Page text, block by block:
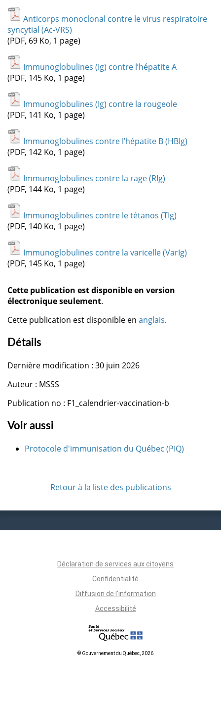
Anticorps monoclonal contre le virus respiratoire
syncytial (Ac-VRS)
(PDF, 69 Ko, 1 page)
Immunoglobulines (Ig) contre l’hépatite A
(PDF, 145 Ko, 1 page)
Immunoglobulines (Ig) contre la rougeole
(PDF, 141 Ko, 1 page)
Immunoglobulines contre l’hépatite B (HBIg)
(PDF, 142 Ko, 1 page)
Immunoglobulines contre la rage (RIg)
(PDF, 144 Ko, 1 page)
Immunoglobulines contre le tétanos (TIg)
(PDF, 140 Ko, 1 page)
Immunoglobulines contre la varicelle (VarIg)
(PDF, 145 Ko, 1 page)
Cette publication est disponible en version
électronique seulement.
Cette publication est disponible en anglais.
Détails
Dernière modification : 30 juin 2026
Auteur : MSSS
Publication no : F1_calendrier-vaccination-b
Voir aussi
Protocole d'immunisation du Québec (PIQ)
Retour à la liste des publications
Déclaration de services aux citoyens
Confidentialité
Diffusion de l'information
Accessibilité
© Gouvernement du Québec, 2026